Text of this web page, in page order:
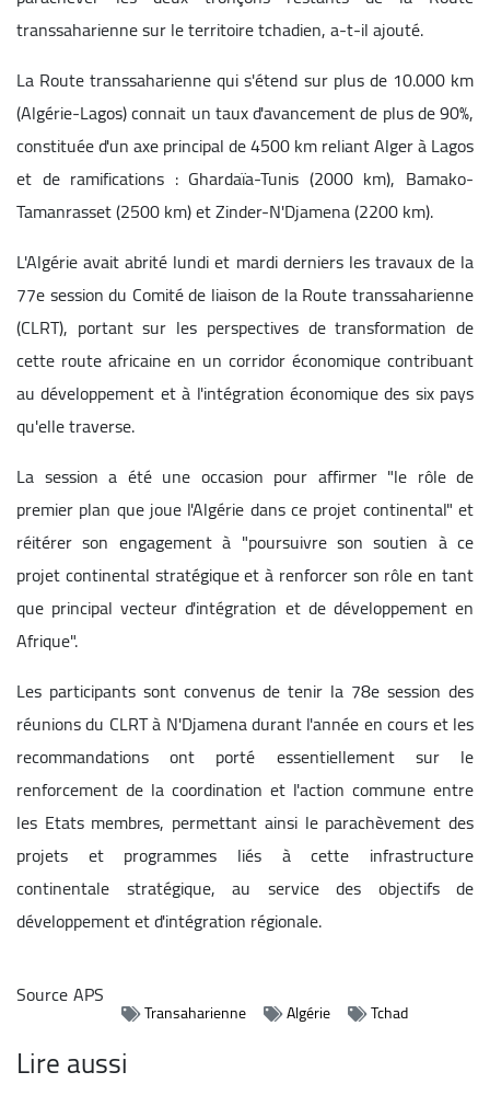
transsaharienne sur le territoire tchadien, a-t-il ajouté.
La Route transsaharienne qui s'étend sur plus de 10.000 km
(Algérie-Lagos) connait un taux d'avancement de plus de 90%,
constituée d'un axe principal de 4500 km reliant Alger à Lagos
et de ramifications : Ghardaïa-Tunis (2000 km), Bamako-
Tamanrasset (2500 km) et Zinder-N'Djamena (2200 km).
L'Algérie avait abrité lundi et mardi derniers les travaux de la
77e session du Comité de liaison de la Route transsaharienne
(CLRT), portant sur les perspectives de transformation de
cette route africaine en un corridor économique contribuant
au développement et à l'intégration économique des six pays
qu'elle traverse.
La session a été une occasion pour affirmer "le rôle de
premier plan que joue l'Algérie dans ce projet continental" et
réitérer son engagement à "poursuivre son soutien à ce
projet continental stratégique et à renforcer son rôle en tant
que principal vecteur d'intégration et de développement en
Afrique".
Les participants sont convenus de tenir la 78e session des
réunions du CLRT à N'Djamena durant l'année en cours et les
recommandations ont porté essentiellement sur le
renforcement de la coordination et l'action commune entre
les Etats membres, permettant ainsi le parachèvement des
projets et programmes liés à cette infrastructure
continentale stratégique, au service des objectifs de
développement et d'intégration régionale.
SourceAPS
Transaharienne Algérie Tchad
Lire aussi